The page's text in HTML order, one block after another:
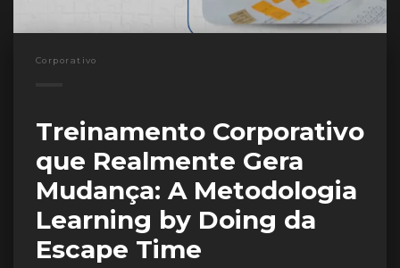
Corporativo
Treinamento Corporativo
que Realmente Gera
Mudança: A Metodologia
Learning by Doing da
Escape Time